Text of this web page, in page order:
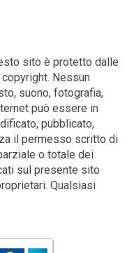
sito è protetto dalle
Nessun
suono, fotografia,
può essere in
pubblicato,
il permesso scritto di
o totale dei
sul presente sito
Qualsiasi